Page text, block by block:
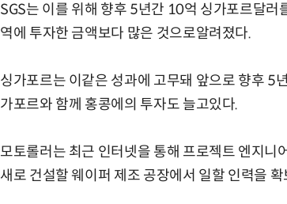
SGS는 이를 위해 향후 5년간 10억 싱가포르달러
역에 투자한 금액보다 많은 것으로알려졌다.
싱가포르는 이같은 성과에 고무돼 앞으로 향후 5
가포르와 함께 홍콩에의 투자도 늘고있다.
모토롤러는 최근 인터넷을 통해 프로젝트 엔지니
새로 건설할 웨이퍼 제조 공장에서 일할 인력을